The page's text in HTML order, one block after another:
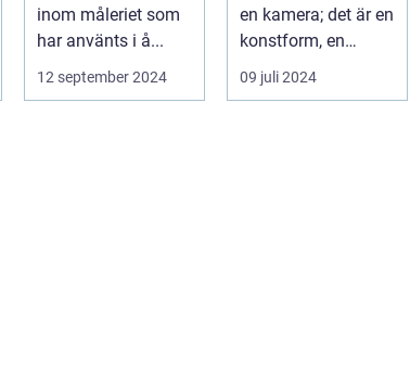
inom måleriet som
har använts i å...
12 september 2024
en kamera; det är en
konstform, en
berätt...
09 juli 2024